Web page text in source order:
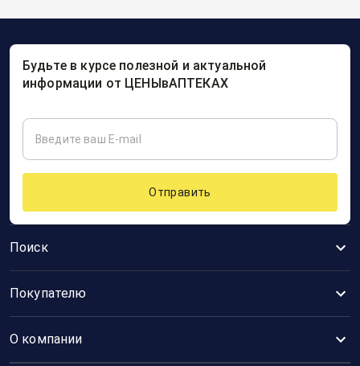
Поиск
Покупателю
О компании
Будьте в курсе полезной и актуальной
информации от ЦЕНЫвАПТЕКАХ
Отправить